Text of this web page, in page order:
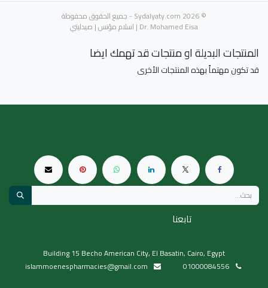
جمهورية مصر العربية عبر صيدلية اسلام مؤنس، مع إمكانية
الاستفسار والتأكد من التوافر مباشرة عبر واتساب.
© 2026 Sydalyaty.com - جميع الحقوق محفوظة
Dr. Mohamed Eisa | اسلام مؤنس | صيدليتي
المنتجات البديلة او منتجات قد تهمك ايضا
قد تكون مهتماً بهذه المنتجات الأخرى
تابعنا
Building 15 Becho American City, El Basatin, Cairo, Egypt
01000084556
islammoenespharmacies@gmail.com